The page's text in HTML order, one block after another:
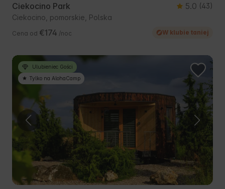
Ciekocino Park 5.0 (43)
Ciekocino, pomorskie, Polska
Cena od €174 /noc W klubie taniej
Ulubieniec Gości
Tylko na AlohaCamp